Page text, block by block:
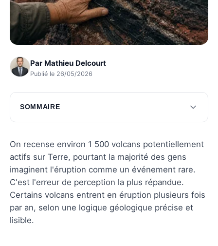
Par Mathieu Delcourt
Publié le 26/05/2026
SOMMAIRE
Exploration des causes de l'activité éruptive
Conséquences environnementales des
éruptions
Questions fréquentes
On recense environ 1 500 volcans potentiellement
actifs sur Terre, pourtant la majorité des gens
imaginent l'éruption comme un événement rare.
C'est l'erreur de perception la plus répandue.
Certains volcans entrent en éruption plusieurs fois
par an, selon une logique géologique précise et
lisible.